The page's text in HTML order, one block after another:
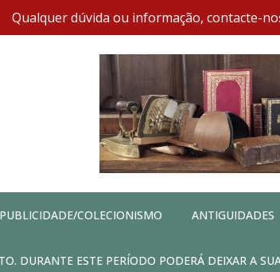
Qualquer dúvida ou informação, contacte-
PUBLICIDADE/COLECIONISMO ANTIGUIDADES
DURANTE ESTE PERÍODO PODERÁ DEIXAR A